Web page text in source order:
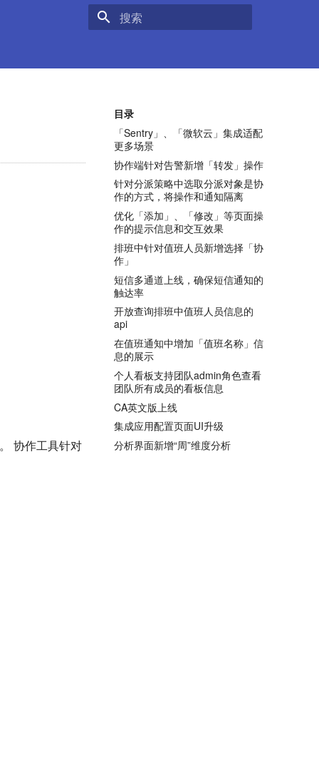
目录
「Sentry」、「微软云」集成适配
更多场景
协作端针对告警新增「转发」操作
针对分派策略中选取分派对象是协
作的方式，将操作和通知隔离
优化「添加」、「修改」等页面操
作的提示信息和交互效果
排班中针对值班人员新增选择「协
作」
短信多通道上线，确保短信通知的
触达率
开放查询排班中值班人员信息的
api
在值班通知中增加「值班名称」信
息的展示
个人看板支持团队admin角色查看
团队所有成员的看板信息
CA英文版上线
集成应用配置页面UI升级
分析界面新增“周”维度分析
协作工具针对